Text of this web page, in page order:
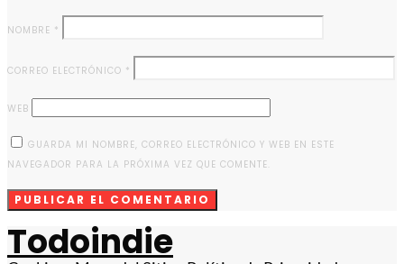
NOMBRE *
CORREO ELECTRÓNICO *
WEB
GUARDA MI NOMBRE, CORREO ELECTRÓNICO Y WEB EN ESTE
NAVEGADOR PARA LA PRÓXIMA VEZ QUE COMENTE.
Todoindie